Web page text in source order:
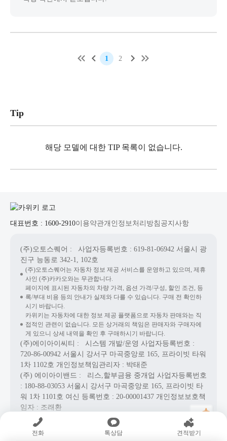
1 2
Tip
해당 모델에 대한 TIP 목록이 없습니다.
전화 톡상담 견적받기
대표번호 : 1600-2910이용약관개인정보처리방침 공지사항
(주)오토스퀘어 : 사업자등록번호 : 619-81-06942 서울시 광
진구 능동로 342-1, 102호
(주)오토스퀘어는 자동차 정보 제공 서비스를 운영하고 있으며, 제휴
사인 (주)카카오와는 무관합니다.
페이지에 표시된 자동차의 차량 가격, 옵션 가격/구성, 할인 조건, 등
록/부대 비용 등의 안내가 실제와 다를 수 있습니다. 구매 전 확인하
시기 바랍니다.
카위키는 자동차에 대한 정보 제공 플랫폼으로 자동차 판매와는 직
접적인 관련이 없습니다. 모든 상거래의 책임은 판매자와 구매자에
게 있으니 상세 내역을 확인 후 구매하시기 바랍니다.
(주)에이아이씨티 : 시스템 개발/운영 사업자등록번호 :
720-86-00942 서울시 강서구 마곡중앙로 165, 프라이빗 타워
1차 1102호 개인정보책임관리자 : 박태준
(주) 에이아이밴드 : 리스,할부금융 중개업 사업자등록번호
: 180-88-03053 서울시 강서구 마곡중앙로 165, 프라이빗 타
워 1차 1101호 여신 등록번호 : 20-00001437 개인정보보호책
임자 : 조래환
Copyright© AICT Co., Ltd. All Rights Reserved.